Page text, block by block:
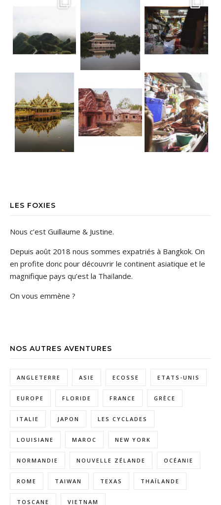
LES FOXIES
Nous c’est Guillaume & Justine.
Depuis août 2018 nous sommes expatriés à Bangkok. On
en profite donc pour découvrir le continent asiatique et le
magnifique pays qu’est la Thaïlande.
On vous emmène ?
NOS AUTRES AVENTURES
ANGLETERRE ASIE ECOSSE ETATS-UNIS
EUROPE FLORIDE FRANCE GRÈCE
ITALIE JAPON LES CYCLADES
LOUISIANE MAROC NEW YORK
NORMANDIE NOUVELLE ZÉLANDE OCÉANIE
ROME TAIWAN TEXAS THAÏLANDE
TOSCANE VIETNAM